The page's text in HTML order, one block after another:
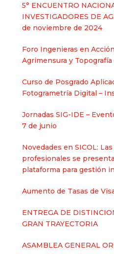
5° ENCUENTRO
INVESTIGADORES DE
de noviembre de 2024
Foro Ingenieras en
Agrimensura y Topografía
Curso de Posgrado
Fotogrametría Digital –
Jornadas SIG-IDE –
7 de junio
Novedades en SICOL:
profesionales se
plataforma para gestión
Aumento de Tasas de
ENTREGA DE
GRAN TRAYECTORIA
ASAMBLEA GENERAL